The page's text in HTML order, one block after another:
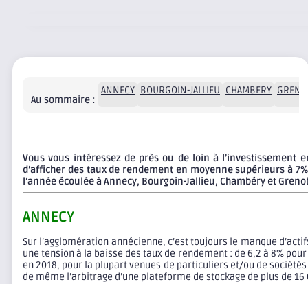
Au sommaire :
ANNECY BOURGOIN-JALLIEU CHAMBERY
Vous vous intéressez de près ou de loin à l’investissement
d’afficher des taux de rendement en moyenne supérieurs à
l’année écoulée à Annecy, Bourgoin-Jallieu, Chambéry et
ANNECY
Sur l’agglomération annécienne, c’est toujours le manque
une tension à la baisse des taux de rendement : de 6,2 à 8%
en 2018, pour la plupart venues de particuliers et/ou de
de même l’arbitrage d’une plateforme de stockage de plus de